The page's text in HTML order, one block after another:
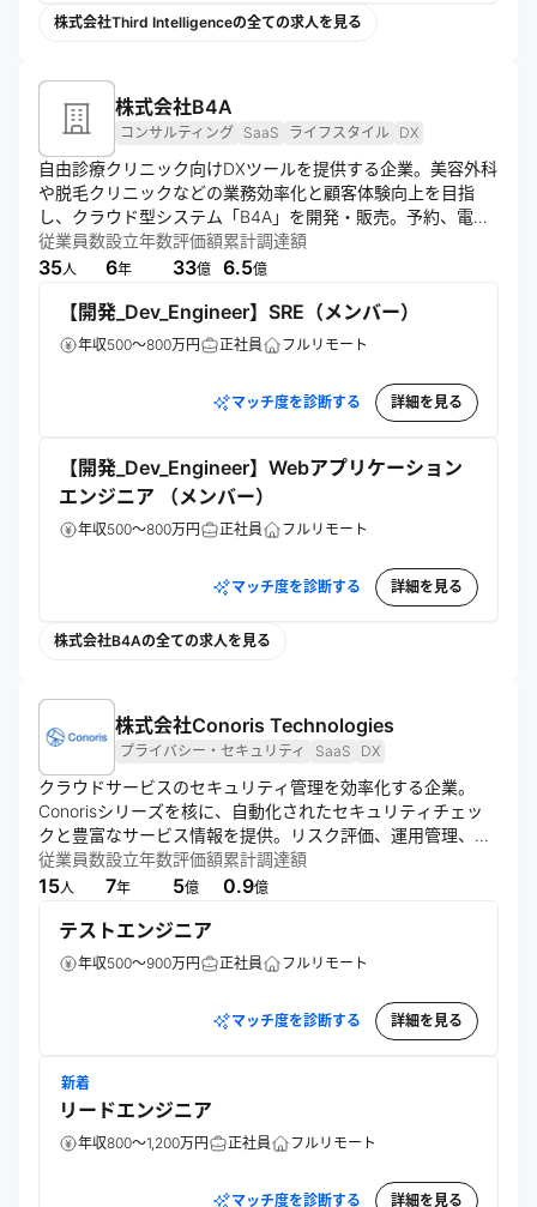
株式会社Third Intelligenceの全ての求人を見る
株式会社B4A
コンサルティング SaaS ライフスタイル DX
自由診療クリニック向けDXツールを提供する企業。美容外科
や脱毛クリニックなどの業務効率化と顧客体験向上を目指
し、クラウド型システム「B4A」を開発・販売。予約、電子
カルテ、CRM機能を網羅し、特許技術も活用。充実したサポ
ートとコンサルティングも提供している。
従業員数
35人
設立年数
6年
評価額
33億
累計調達額
6.5億
【開発_Dev_Engineer】SRE（メンバー）
年収500～800万円 正社員 フルリモート
マッチ度を診断する 詳細を見る
【開発_Dev_Engineer】Webアプリケーション
エンジニア （メンバー）
年収500～800万円 正社員 フルリモート
マッチ度を診断する 詳細を見る
株式会社B4Aの全ての求人を見る
株式会社Conoris Technologies
プライバシー・セキュリティ SaaS DX
クラウドサービスのセキュリティ管理を効率化する企業。
Conorisシリーズを核に、自動化されたセキュリティチェッ
クと豊富なサービス情報を提供。リスク評価、運用管理、外
部委託先管理の支援も行い、顧客のDX推進とガバナンス強化
に貢献する。
従業員数
15人
設立年数
7年
評価額
5億
累計調達額
0.9億
テストエンジニア
年収500～900万円 正社員 フルリモート
マッチ度を診断する 詳細を見る
新着
リードエンジニア
年収800～1,200万円 正社員 フルリモート
マッチ度を診断する 詳細を見る